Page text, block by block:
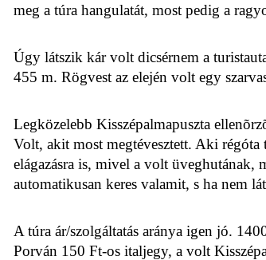
meg a túra hangulatát, most pedig a
Úgy látszik kár volt dicsérnem a
455 m. Rögvest az elején volt egy
Legközelebb Kisszépalmapuszta
Volt, akit most megtévesztett. Aki
elágazásra is, mivel a volt üveghutának,
automatikusan keres valamit, s ha nem
A túra ár/szolgáltatás aránya igen jó.
Porván 150 Ft-os italjegy, a volt